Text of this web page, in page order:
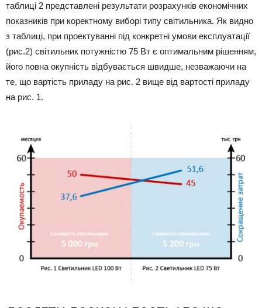
таблиці 2 представлені результати розрахунків економічних
показників при коректному виборі типу світильника. Як видно
з таблиці, при проектуванні під конкретні умови експлуатації
(рис.2) світильник потужністю 75 Вт є оптимальним рішенням,
його повна окупність відбувається швидше, незважаючи на
те, що вартість приладу на рис. 2 вище від вартості приладу
на рис. 1.